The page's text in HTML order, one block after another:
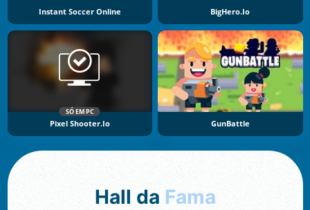
Instant Soccer Online BigHero.io
SÓ EM PC
Pixel Shooter.io GunBattle
Hall da Fama